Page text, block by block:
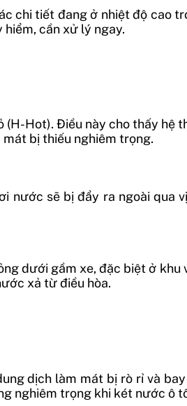
chi tiết đang ở nhiệt độ cao
cần xử lý ngay.
Hot). Điều này cho thấy hệ
bị thiếu nghiêm trọng.
nước sẽ bị đẩy ra ngoài qua
dưới gầm xe, đặc biệt ở
xả từ điều hòa.
dịch làm mát bị rò rỉ và
nghiêm trọng khi két nước ô